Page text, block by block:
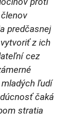
predčasnej
z ich
cez
ľudí
čaká
stratia